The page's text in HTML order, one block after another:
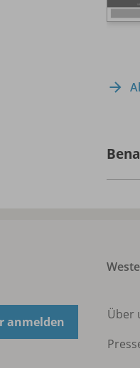
anmelden
Über